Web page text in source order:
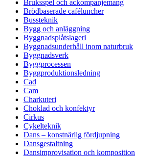
Bruksspel och ackompanjemang
Brödbaserade caféluncher
Bussteknik
Bygg och anläggning
Byggnadsplåtslageri
Byggnadsunderhåll inom naturbruk
Byggnadsverk
Byggprocessen
Byggproduktionsledning
Cad
Cam
Charkuteri
Choklad och konfektyr
Cirkus
Cykelteknik
Dans – konstnärlig fördjupning
Dansgestaltning
Dansimprovisation och komposition